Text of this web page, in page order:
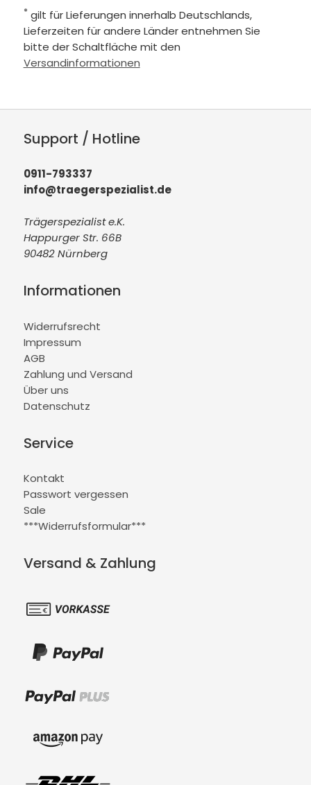
* gilt für Lieferungen innerhalb Deutschlands,
Lieferzeiten für andere Länder entnehmen Sie
bitte der Schaltfläche mit den
Versandinformationen
Support / Hotline
0911-793337
info@traegerspezialist.de
Trägerspezialist e.K.
Happurger Str. 66B
90482 Nürnberg
Informationen
Widerrufsrecht
Impressum
AGB
Zahlung und Versand
Über uns
Datenschutz
Service
Kontakt
Passwort vergessen
Sale
***Widerrufsformular***
Versand & Zahlung